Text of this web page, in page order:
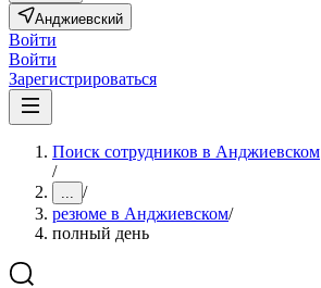
Анджиевский
Войти
Войти
Зарегистрироваться
Поиск сотрудников в Анджиевском
/
... /
резюме в Анджиевском/
полный день